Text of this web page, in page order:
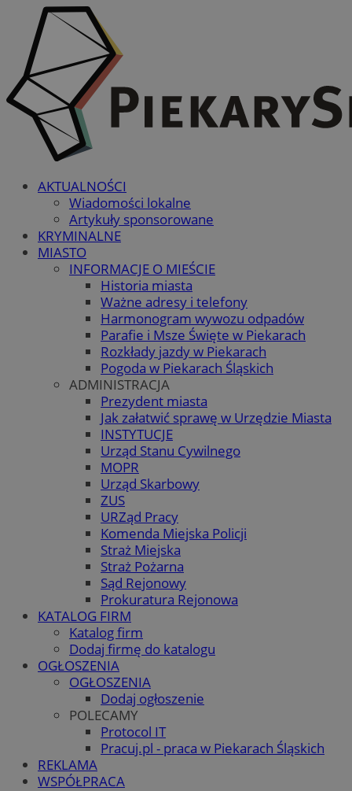
AKTUALNOŚCI
Wiadomości lokalne
Artykuły sponsorowane
KRYMINALNE
MIASTO
INFORMACJE O MIEŚCIE
Historia miasta
Ważne adresy i telefony
Harmonogram wywozu odpadów
Parafie i Msze Święte w Piekarach
Rozkłady jazdy w Piekarach
Pogoda w Piekarach Śląskich
ADMINISTRACJA
Prezydent miasta
Jak załatwić sprawę w Urzędzie Miasta
INSTYTUCJE
Urząd Stanu Cywilnego
MOPR
Urząd Skarbowy
ZUS
URZąd Pracy
Komenda Miejska Policji
Straż Miejska
Straż Pożarna
Sąd Rejonowy
Prokuratura Rejonowa
KATALOG FIRM
Katalog firm
Dodaj firmę do katalogu
OGŁOSZENIA
OGŁOSZENIA
Dodaj ogłoszenie
POLECAMY
Protocol IT
Pracuj.pl - praca w Piekarach Śląskich
REKLAMA
WSPÓŁPRACA